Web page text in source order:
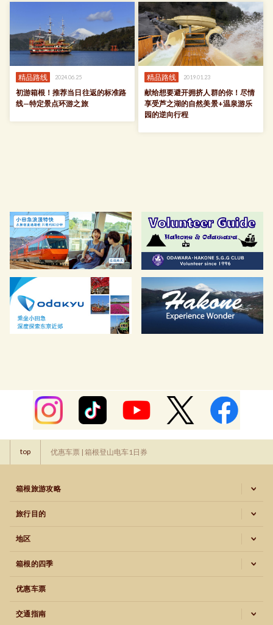
精品路线 2024.06.25
初游箱根！推荐当日往返的标准路
线—特定景点环游之旅
精品路线 2019.01.23
献给想要避开拥挤人群的你！尽情
享受芦之湖的自然美景+温泉游乐
园的逆向行程
top 优惠车票 | 箱根登山电车1日券
箱根旅游攻略
旅行目的
地区
箱根的四季
优惠车票
交通指南